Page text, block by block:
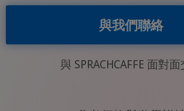
與我們聯絡
與 SPRACHCAFFE 面對